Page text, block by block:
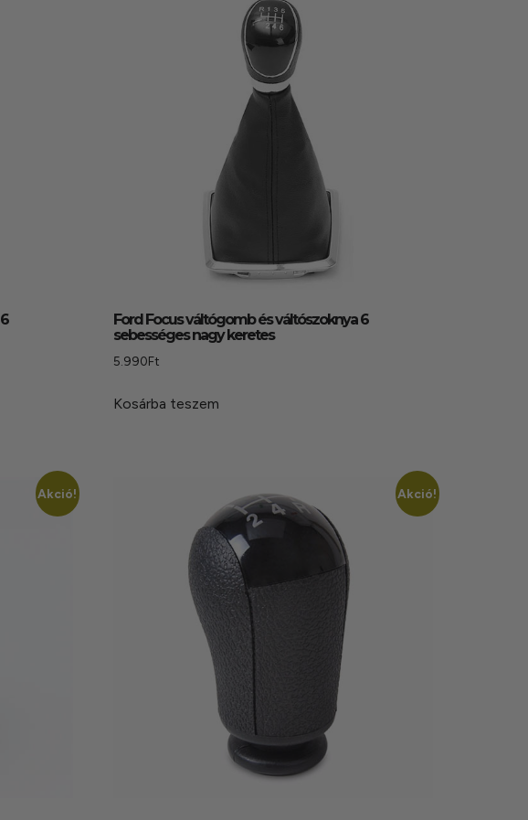
Ford Focus váltógomb és váltószoknya 6
sebességes nagy keretes
5.990Ft
Kosárba teszem
Akció! Akció!